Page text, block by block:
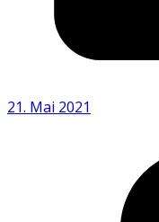
21. Mai 2021